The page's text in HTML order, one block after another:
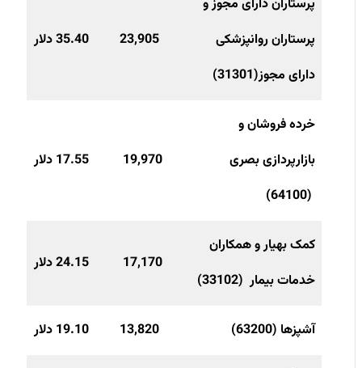
پرستاران دارای مجوز و
پرستاران روانپزشکی
دارای مجوز(31301)
23,905 35.40 دلار
خرده فروشان و
بازارپردازی بصری
19,970 17.55 دلار
کمک بهیار و همکاران
خدمات بیمار (33102)
17,170 24.15 دلار
آشپزها (63200) 13,820 19.10 دلار